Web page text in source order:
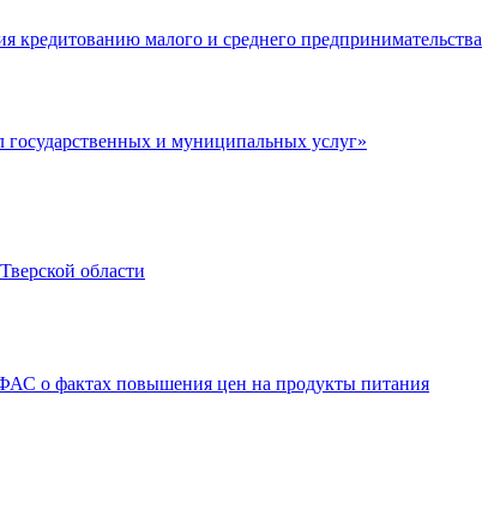
кредитованию малого и среднего предпринимательства
и муниципальных услуг»
области
о фактах повышения цен на продукты питания